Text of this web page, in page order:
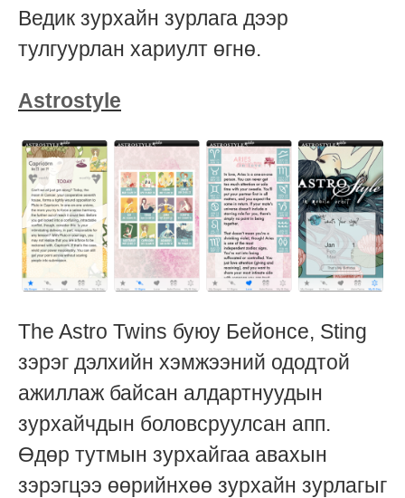
Ведик зурхайн зурлага дээр
тулгуурлан хариулт өгнө.
Astrostyle
The Astro Twins буюу Бейонсе, Sting
зэрэг дэлхийн хэмжээний ододтой
ажиллаж байсан алдартнуудын
зурхайчдын боловсруулсан апп.
Өдөр тутмын зурхайгаа авахын
зэрэгцээ өөрийнхөө зурхайн зурлагыг